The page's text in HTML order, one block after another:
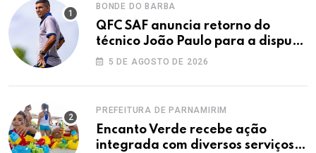
BONDE DO BARBA
QFC SAF anuncia retorno do
técnico João Paulo para a disputa
da elite do Campeonato Potiguar
5 DE AGOSTO DE 2026
PREFEITURA DE PARNAMIRIM
Encanto Verde recebe ação
integrada com diversos serviços